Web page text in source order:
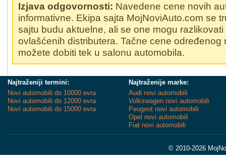
Izjava odgovornosti: Navedene cene novih
informativne. Ekipa sajta MojNoviAuto.com se
sajtu budu aktuelne, ali se one mogu
ovlašćenih distributera. Tačne cene određenog
možete dobiti tek u salonu automobila.
Najtraženiji termini:
Novi automobili do 10000 evra
Novi automobili do 12000 evra
Novi automobili do 15000 evra
Najtraženije marke:
Audi novi automobili
Volkswagen novi automobili
Peugeot novi automobili
Opel novi automobili
Fiat novi automobili
© 2010-2026